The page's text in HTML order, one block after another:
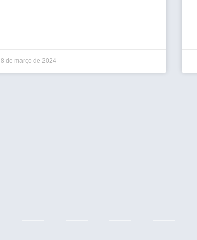
8 de março de 2024